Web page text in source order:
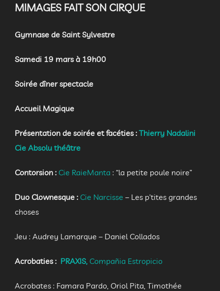
MIMAGES FAIT SON CIRQUE
Gymnase de Saint Sylvestre
Samedi 19 mars à 19h00
Soirée dîner spectacle
Accueil Magique
Présentation de soirée et facéties : Thierry Nadalini
Cie Absolu théâtre
Contorsion : Cie RaieManta : “la petite poule noire”
Duo Clownesque : Cie Narcisse – Les p’tites grandes
choses
Jeu : Audrey Lamarque – Daniel Collados
Acrobaties : PRAXIS, Compañia Estropicio
Acrobates : Famara Pardo, Oriol Pita, Timothée